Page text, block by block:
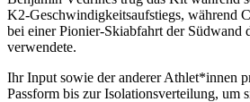
K2-Geschwindigkeitsaufstiegs, während
bei einer Pionier-Skiabfahrt der Südwand
verwendete.
Ihr Input sowie der anderer Athlet*innen
Passform bis zur Isolationsverteilung, um